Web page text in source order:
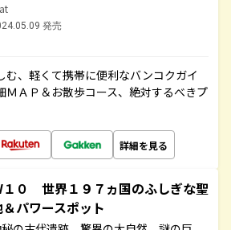
発売
む、軽くて携帯に便利なバンコクガイ
ＭＡＰ＆お散歩コース、絶対するべきプ
詳細を見る
１０ 世界１９７ヵ国のふしぎな聖
＆パワースポット